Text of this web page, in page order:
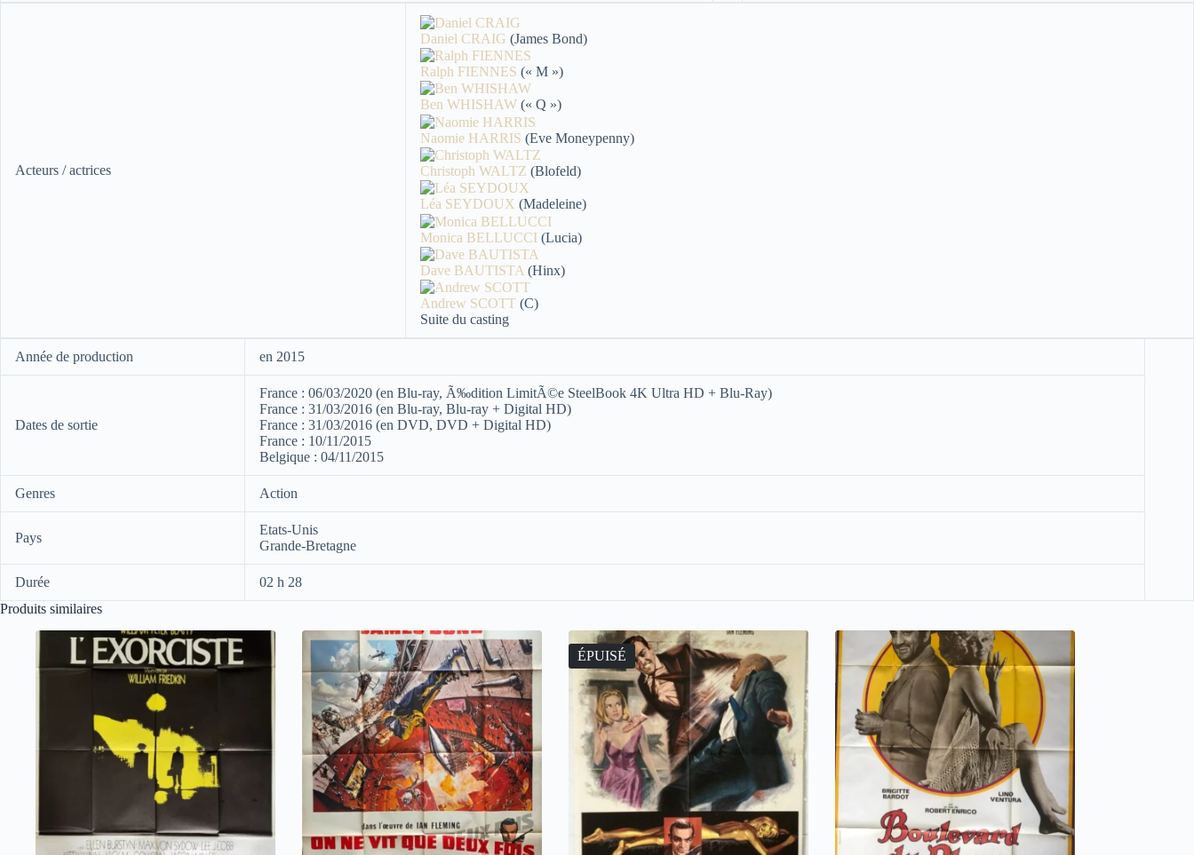
Acteurs / actrices
Daniel CRAIG (James Bond)
Ralph FIENNES (« M »)
Ben WHISHAW (« Q »)
Naomie HARRIS (Eve Moneypenny)
Christoph WALTZ (Blofeld)
Léa SEYDOUX (Madeleine)
Monica BELLUCCI (Lucia)
Dave BAUTISTA (Hinx)
Andrew SCOTT (C)
Suite du casting
Année de production en 2015
Dates de sortie
France : 06/03/2020 (en Blu-ray, Ã‰dition LimitÃ©e SteelBook 4K Ultra HD + Blu-Ray)
France : 31/03/2016 (en Blu-ray, Blu-ray + Digital HD)
France : 31/03/2016 (en DVD, DVD + Digital HD)
France : 10/11/2015
Belgique : 04/11/2015
Genres Action
Pays
Etats-Unis
Grande-Bretagne
Durée
02 h 28
Produits similaires
ÉPUISÉ